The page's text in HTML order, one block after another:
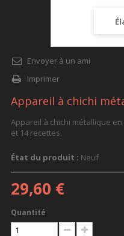
Envoyer à un ami
Imprimer
Appareil à chichi
Appareil à chichi métallique
et 14 recettes.
État du produit : Neuf
29,60 €
Quantité